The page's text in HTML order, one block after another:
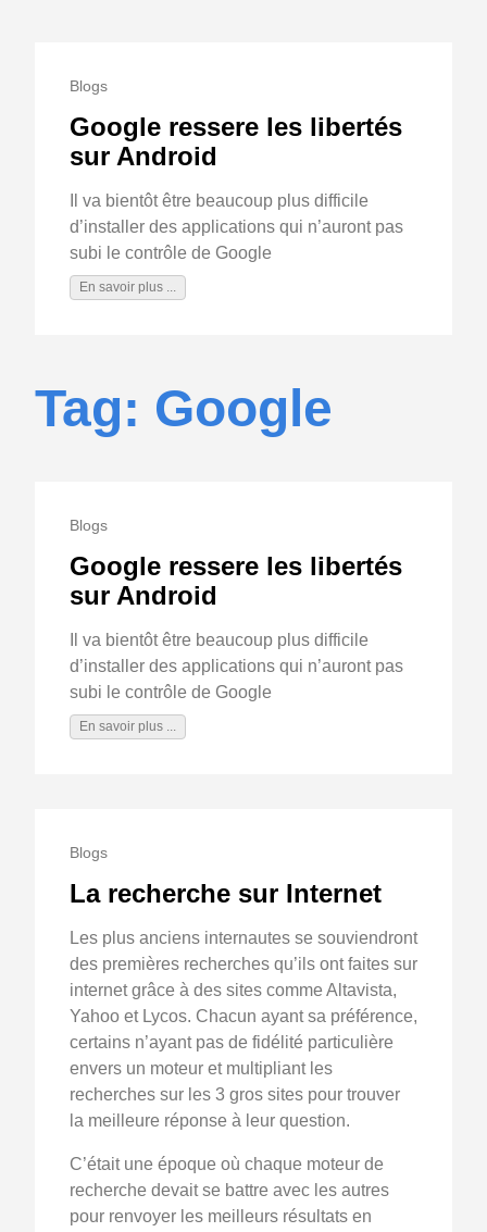
Blogs
Google ressere les libertés
sur Android
Il va bientôt être beaucoup plus difficile
d’installer des applications qui n’auront pas
subi le contrôle de Google
En savoir plus ...
Tag: Google
Blogs
Google ressere les libertés
sur Android
Il va bientôt être beaucoup plus difficile
d’installer des applications qui n’auront pas
subi le contrôle de Google
En savoir plus ...
Blogs
La recherche sur Internet
Les plus anciens internautes se souviendront
des premières recherches qu’ils ont faites sur
internet grâce à des sites comme Altavista,
Yahoo et Lycos. Chacun ayant sa préférence,
certains n’ayant pas de fidélité particulière
envers un moteur et multipliant les
recherches sur les 3 gros sites pour trouver
la meilleure réponse à leur question.
C’était une époque où chaque moteur de
recherche devait se battre avec les autres
pour renvoyer les meilleurs résultats en